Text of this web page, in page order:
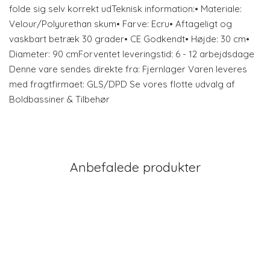
folde sig selv korrekt udTeknisk information:• Materiale:
Velour/Polyurethan skum• Farve: Ecru• Aftageligt og
vaskbart betræk 30 grader• CE Godkendt• Højde: 30 cm•
Diameter: 90 cmForventet leveringstid: 6 - 12 arbejdsdage
Denne vare sendes direkte fra: Fjernlager Varen leveres
med fragtfirmaet: GLS/DPD Se vores flotte udvalg af
Boldbassiner & Tilbehør
Anbefalede produkter